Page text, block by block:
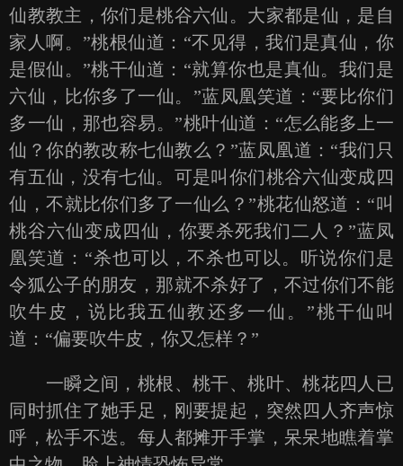
仙教教主，你们是桃谷六仙。大家都是仙，是自
家人啊。”桃根仙道：“不见得，我们是真仙，你
是假仙。”桃干仙道：“就算你也是真仙。我们是
六仙，比你多了一仙。”蓝凤凰笑道：“要比你们
多一仙，那也容易。”桃叶仙道：“怎么能多上一
仙？你的教改称七仙教么？”蓝凤凰道：“我们只
有五仙，没有七仙。可是叫你们桃谷六仙变成四
仙，不就比你们多了一仙么？”桃花仙怒道：“叫
桃谷六仙变成四仙，你要杀死我们二人？”蓝凤
凰笑道：“杀也可以，不杀也可以。听说你们是
令狐公子的朋友，那就不杀好了，不过你们不能
吹牛皮，说比我五仙教还多一仙。”桃干仙叫
道：“偏要吹牛皮，你又怎样？”
一瞬之间，桃根、桃干、桃叶、桃花四人已
同时抓住了她手足，刚要提起，突然四人齐声惊
呼，松手不迭。每人都摊开手掌，呆呆地瞧着掌